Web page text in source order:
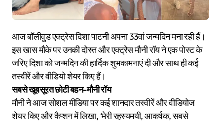
आज बॉलीवुड एक्ट्रेस दिशा पाटनी अपना 33वां जन्मदिन मना रही हैं।
इस खास मौके पर उनकी दोस्त और एक्ट्रेस मौनी रॉय ने एक पोस्ट के
जरिए दिशा को जन्मदिन की हार्दिक शुभकामनाएं दी और साथ ही कई
तस्वीरें और वीडियो शेयर किए हैं।
सबसे खूबसूरत छोटी बहन-मौनी रॉय
मौनी ने आज सोशल मीडिया पर कई शानदार तस्वीरें और वीडियोज
शेयर किए और कैप्शन में लिखा, ‘मेरी रहस्यमयी, आकर्षक, सबसे